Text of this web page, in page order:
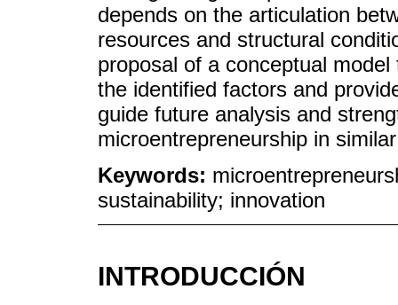
depends on the articulation
resources and structural
proposal of a conceptual
the identified factors and
guide future analysis and
microentrepreneurship in
Keywords:
sustainability; innovation
INTRODUCCIÓN